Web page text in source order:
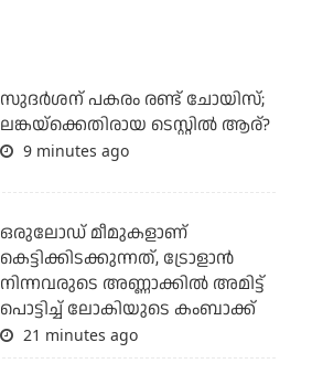
സുദര്‍ശന് പകരം രണ്ട് ചോയിസ്;
ലങ്കയ്‌ക്കെതിരായ ടെസ്റ്റില്‍ ആര്?
9 minutes ago
ഒരുലോഡ് മീമുകളാണ്
കെട്ടിക്കിടക്കുന്നത്, ട്രോളാന്‍
നിന്നവരുടെ അണ്ണാക്കില്‍ അമിട്ട്
പൊട്ടിച്ച് ലോകിയുടെ കംബാക്ക്
21 minutes ago